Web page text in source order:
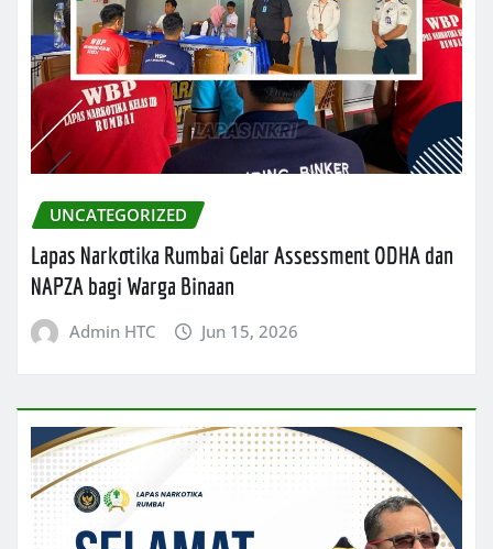
UNCATEGORIZED
Lapas Narkotika Rumbai Gelar Assessment ODHA dan
NAPZA bagi Warga Binaan
Admin HTC Jun 15, 2026